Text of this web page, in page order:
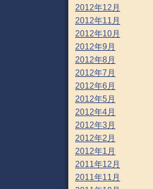
2012年12月
2012年11月
2012年10月
2012年9月
2012年8月
2012年7月
2012年6月
2012年5月
2012年4月
2012年3月
2012年2月
2012年1月
2011年12月
2011年11月